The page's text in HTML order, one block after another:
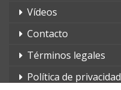
Vídeos
Contacto
Términos legales
Política de privacidad